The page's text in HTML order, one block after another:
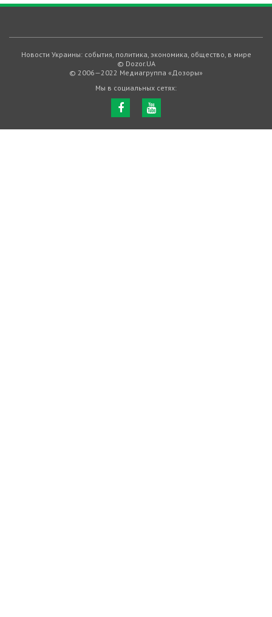
Новости Украины: события, политика, экономика, общество, в мире
© Dozor.UA
© 2006—2022 Медиагруппа «Дозоры»
Мы в социальных сетях: